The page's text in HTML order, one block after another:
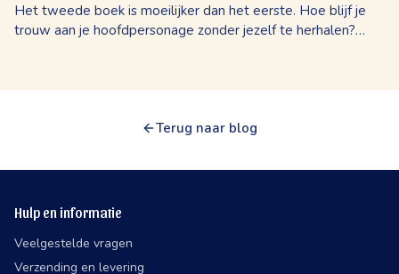
Het tweede boek is moeilijker dan het eerste. Hoe blijf je
trouw aan je hoofdpersonage zonder jezelf te herhalen?
Terug naar blog
Hulp en informatie
Veelgestelde vragen
Verzending en levering